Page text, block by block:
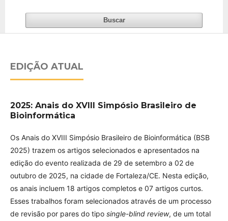
Buscar
EDIÇÃO ATUAL
2025: Anais do XVIII Simpósio Brasileiro de
Bioinformática
Os Anais do XVIII Simpósio Brasileiro de Bioinformática (BSB
2025) trazem os artigos selecionados e apresentados na
edição do evento realizada de 29 de setembro a 02 de
outubro de 2025, na cidade de Fortaleza/CE. Nesta edição,
os anais incluem 18 artigos completos e 07 artigos curtos.
Esses trabalhos foram selecionados através de um processo
de revisão por pares do tipo single-blind review, de um total